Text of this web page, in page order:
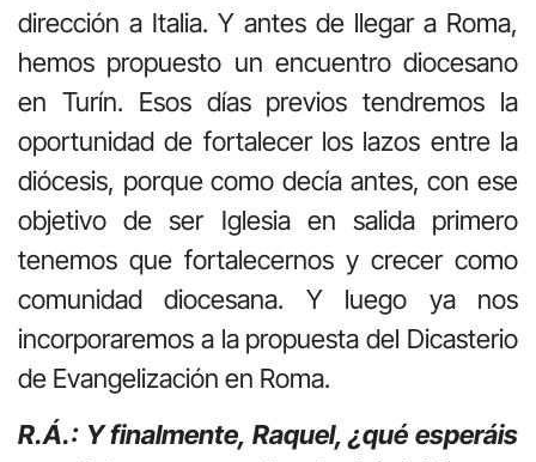
dirección a Italia. Y antes de llegar a Roma,
hemos propuesto un encuentro diocesano
en Turín. Esos días previos tendremos la
oportunidad de fortalecer los lazos entre la
diócesis, porque como decía antes, con ese
objetivo de ser Iglesia en salida primero
tenemos que fortalecernos y crecer como
comunidad diocesana. Y luego ya nos
incorporaremos a la propuesta del Dicasterio
de Evangelización en Roma.
R.Á.: Y finalmente, Raquel, ¿qué esperáis